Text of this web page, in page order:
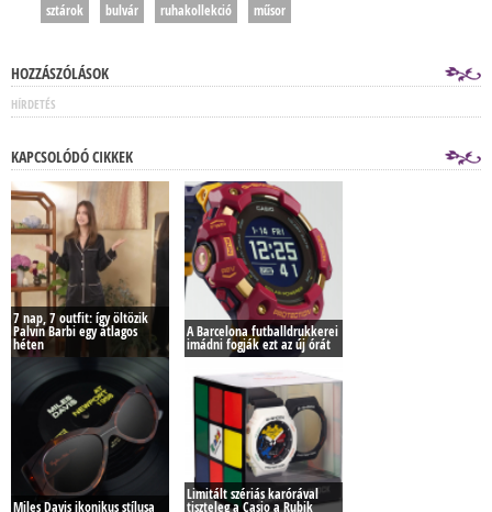
sztárok
bulvár ruhakollekció műsor
HOZZÁSZÓLÁSOK
HÍRDETÉS
KAPCSOLÓDÓ CIKKEK
7 nap, 7 outfit: így öltözik
Palvin Barbi egy átlagos
héten
A Barcelona futballdrukkerei
imádni fogják ezt az új órát
Miles Davis ikonikus stílusa
Limitált szériás karórával
tiszteleg a Casio a Rubik